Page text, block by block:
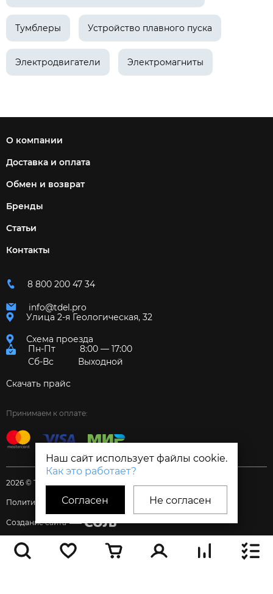
Наш сайт использует файлы cookie.
Как это работает?
Согласен Не согласен
Тумблеры Устройство плавного пуска
Электродвигатели Электромагниты
О компании
Доставка и оплата
Обмен и возврат
Бренды
Статьи
Контакты
8 800 200 47 34
info@tdel.pro
Улица 2-я Геологическая, 32
Схема проезда
Пн-Пт
8:00 — 17:00
Сб-Вс
Выходной
Скачать прайс
Принимаем к оплате:
2026 © Торговый дом «Электрум»
Политика и Согласия
Создание сайта